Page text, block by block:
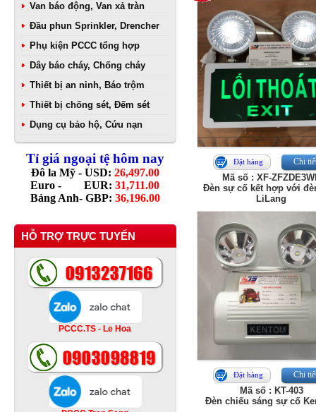
Van báo động, Van xả tràn
Đầu phun Sprinkler, Drencher
Phụ kiện PCCC tổng hợp
Dây báo cháy, Chống cháy
Thiết bị an ninh, Báo trộm
Thiết bị chống sét, Đếm sét
Dụng cụ bảo hộ, Cứu nạn
Tỉ giá ngoại tệ hôm nay
Đô la Mỹ - USD: 26,497.00
Euro - EUR: 31,711.00
Bảng Anh- GBP: 36,196.00
HỖ TRỢ TRỰC TUYẾN
PCCC.TS - Le Hoa
Đặt hàng Chi
Mã số : XF-
Đèn sự cố kết hợp với
LiLang
Đặt hàng Chi
Mã số : KT-403
Đèn chiếu sáng sự cố